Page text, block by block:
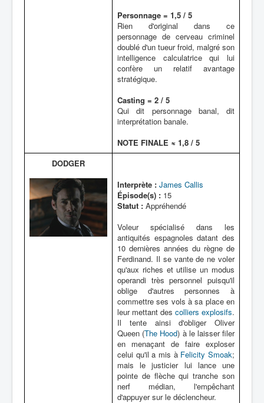
Personnage = 1,5 / 5
Rien d'original dans ce
personnage de cerveau criminel
doublé d'un tueur froid, malgré son
intelligence calculatrice qui lui
confère un relatif avantage
stratégique.
Casting = 2 / 5
Qui dit personnage banal, dit
interprétation banale.
NOTE FINALE ≈ 1,8 / 5
DODGER
Interprète : James Callis
Épisode(s) : 15
Statut : Appréhendé
Voleur spécialisé dans les
antiquités espagnoles datant des
10 dernières années du règne de
Ferdinand. Il se vante de ne voler
qu'aux riches et utilise un modus
operandi très personnel puisqu'il
oblige d'autres personnes à
commettre ses vols à sa place en
leur mettant des colliers explosifs.
Il tente ainsi d'obliger Oliver
Queen (The Hood) à le laisser filer
en menaçant de faire exploser
celui qu'il a mis à Felicity Smoak;
mais le justicier lui lance une
pointe de flèche qui tranche son
nerf médian, l'empêchant
d'appuyer sur le déclencheur.